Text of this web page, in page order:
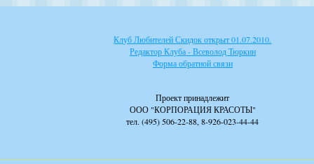
Клуб Любителей Скидок открыт 01.07.2010.
Редактор Клуба - Всеволод Тюркин
Форма обратной связи
Проект принадлежит
ООО "КОРПОРАЦИЯ КРАСОТЫ"
тел. (495) 506-22-88, 8-926-023-44-44